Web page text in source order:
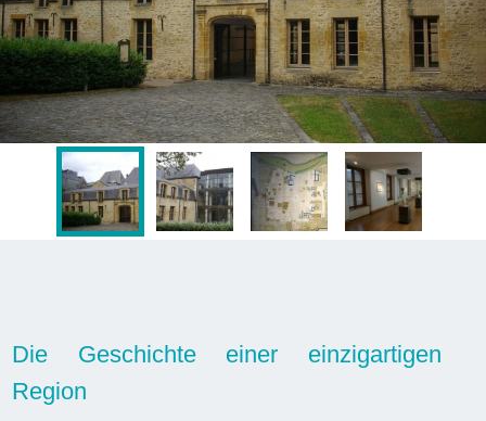
Die Geschichte einer einzigartigen
Region